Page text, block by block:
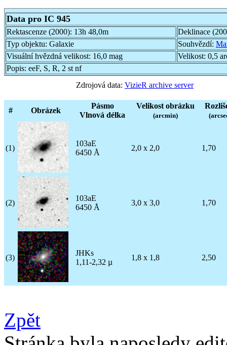
Data pro IC 945
Rektascenze (2000): 13h 48,0m
Deklinace
Typ objektu: Galaxie Souhvězdí:
Visuální hvězdná velikost: 16,0 mag Velikost: 0,5
Popis: eeF, S, R, 2 st nf
Zdrojová data: VizieR archive server
# Obrázek
Pásmo
Vlnová délka
Velikost obrázku
(arcmin)
(1)
103aE
6450 Å
2,0 x 2,0 1,70
(2)
103aE
6450 Å
3,0 x 3,0 1,70
(3)
JHKs
1,11-2,32 µ
1,8 x 1,8 2,50
Zpět